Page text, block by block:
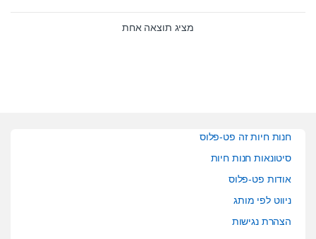
u
מציג תוצאה אחת
חנות חיות זה פט-פלוס
סיטונאות חנות חיות
אודות פט-פלוס
ניווט לפי מותג
הצהרת נגישות